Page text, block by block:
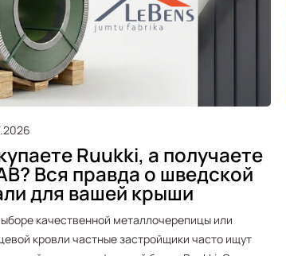
Ruukki, а получаете
Вся правда о шведской
для вашей крыши
качественной металлочерепицы или
кровли частные застройщики часто ищут